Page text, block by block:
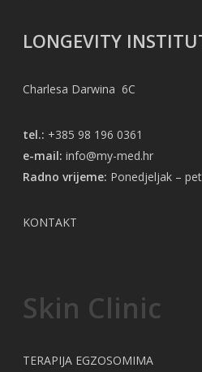
LONGEVITY
Charlesa Darwina 6C
tel.: +385 98 196 0361
e-mail: info@my-med.hr
Radno vrijeme: Ponedjeljak –
KONTAKT
Skin Clinic
TERAPIJA EGZOSOMIMA